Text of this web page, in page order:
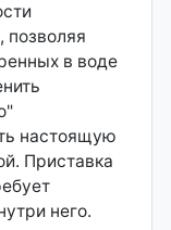
в воде
настоящую
Приставка
него.